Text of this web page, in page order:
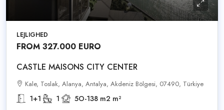
LEJLIGHED
FROM 327.000 EURO
CASTLE MAISONS CITY CENTER
Kale, Toslak, Alanya, Antalya, Akdeniz Bölgesi, 07490, Türkiye
1+1 1 5O-138 m2 m²